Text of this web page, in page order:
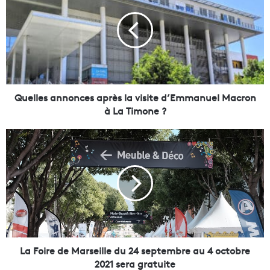
l
e
s
a
n
c
e
s
a
p
r
è
s
l
Quelles annonces après la visite d’Emmanuel Macron
à La Timone ?
L
a
F
o
i
r
e
d
e
La Foire de Marseille du 24 septembre au 4 octobre
2021 sera gratuite